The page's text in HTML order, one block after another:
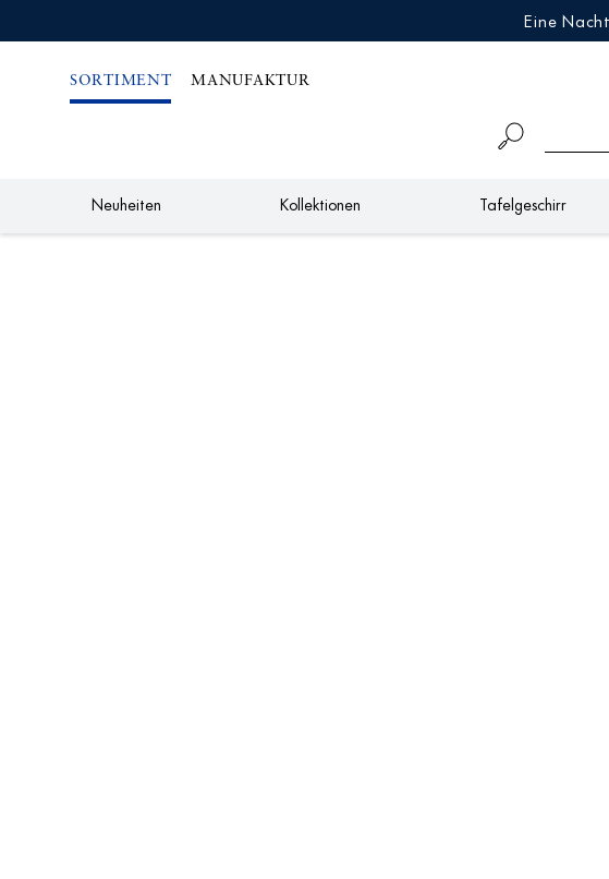
Eine
SORTIMENT MANUFAKTUR
Neuheiten Kollektionen Tafelgeschirr